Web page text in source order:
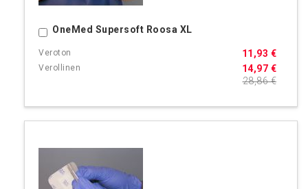
OneMed Supersoft Roosa XL
14,97 €
11,93 €
28,86 €
Ostoskoriin